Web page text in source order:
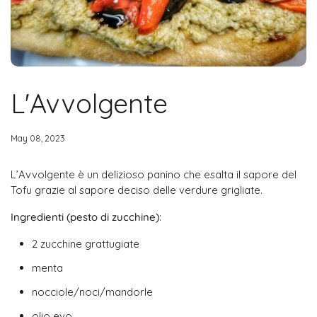
L'Avvolgente
May 08, 2023
L’Avvolgente è un delizioso panino che esalta il sapore del
Tofu grazie al sapore deciso delle verdure grigliate.
Ingredienti (pesto di zucchine):
2 zucchine grattugiate
menta
nocciole/noci/mandorle